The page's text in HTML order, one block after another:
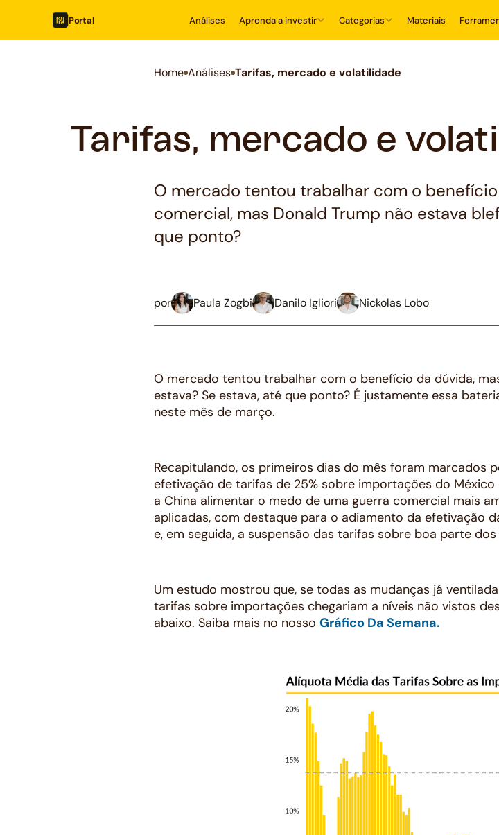
Portal Análises Aprenda a investir Categorias Materiais
Home Análises Tarifas, mercado e volatilidade
Tarifas, mercado e
O mercado tentou trabalhar com o
comercial, mas Donald Trump não estava
que ponto?
por Paula Zogbi Danilo Igliori Nickolas Lobo
O mercado tentou trabalhar com o benefício da dúvida,
estava? Se estava, até que ponto? É justamente essa
neste mês de março.
Recapitulando, os primeiros dias do mês foram marcados
efetivação de tarifas de 25% sobre importações do
a China alimentar o medo de uma guerra comercial mais
aplicadas, com destaque para o adiamento da efetivação
e, em seguida, a suspensão das tarifas sobre boa parte
Um estudo mostrou que, se todas as mudanças já
tarifas sobre importações chegariam a níveis não vistos
abaixo. Saiba mais no nosso Gráfico Da Semana.